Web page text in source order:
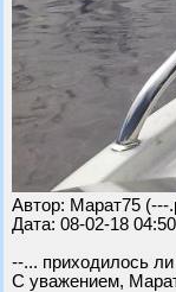
Автор: Марат75 (---
Дата: 08-02-18 04:50
--... приходилось
С уважением,